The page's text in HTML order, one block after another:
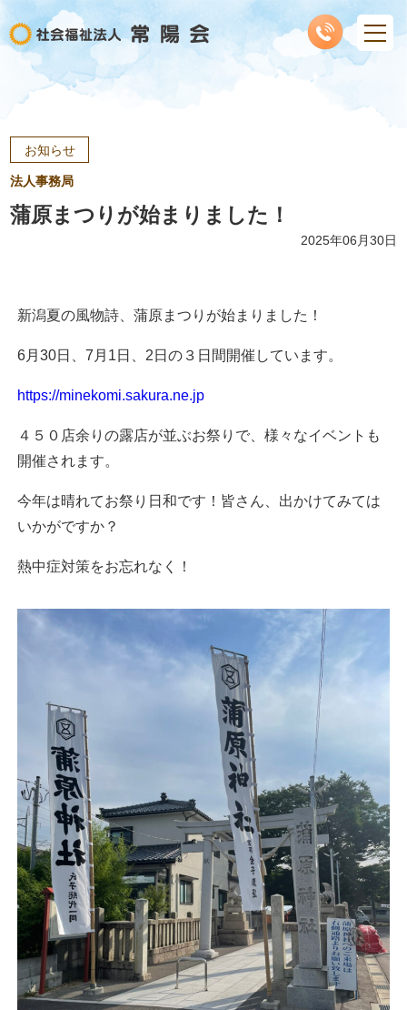
お知らせ
法人事務局
蒲原まつりが始まりました！
2025年06月30日
新潟夏の風物詩、蒲原まつりが始まりました！
6月30日、7月1日、2日の３日間開催しています。
https://minekomi.sakura.ne.jp
４５０店余りの露店が並ぶお祭りで、様々なイベントも
開催されます。
今年は晴れてお祭り日和です！皆さん、出かけてみては
いかがですか？
熱中症対策をお忘れなく！